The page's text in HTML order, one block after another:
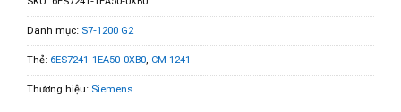
Danh mục: S7-1200 G2
Thẻ: 6ES7241-1EA50-0XB0, CM 1241
Thương hiệu: Siemens